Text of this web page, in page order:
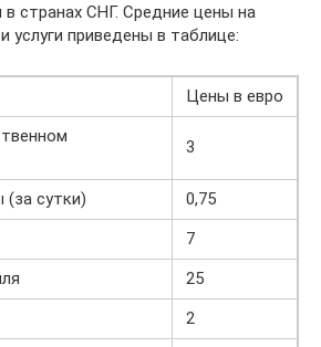
странах СНГ. Средние цены на
услуги приведены в таблице:
Цены в евро
3
сутки)
0,75
7
25
2